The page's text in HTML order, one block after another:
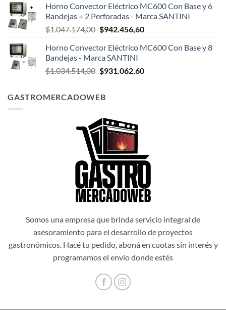
original
era:
$1.047.498,00.
actual
es:
$942.748,20.
Horno Convector Eléctrico MC600 Con Base y 6
Bandejas + 2 Perforadas - Marca SANTINI
$1.047.174,00 El
original
era:
$1.047.174,00.
$942.456,60El
actual
$942.456,60.
Horno Convector Eléctrico MC600 Con Base y 8
Bandejas - Marca SANTINI
$1.034.514,00 El
era:
$931.062,60El
GASTROMERCADOWEB
Somos una empresa que brinda servicio integral de
asesoramiento para el desarrollo de proyectos
gastronómicos. Hacé tu pedido, aboná en cuotas sin interés y
programamos el envío donde estés